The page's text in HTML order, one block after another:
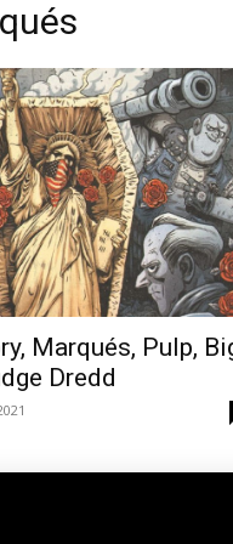
Marqués, Pulp,
Dredd